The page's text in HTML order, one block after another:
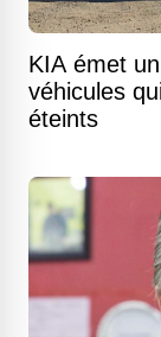
KIA émet
véhicules
éteints